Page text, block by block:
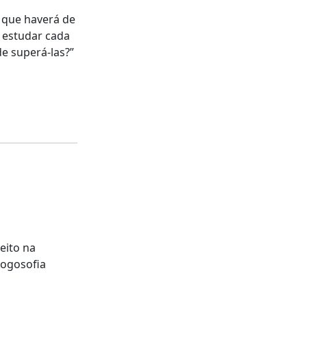
haverá de
cada
superá-las?”
na